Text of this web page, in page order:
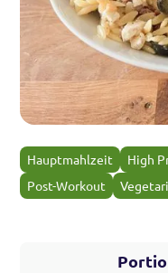
Hauptmahlzeit High
Post-Workout